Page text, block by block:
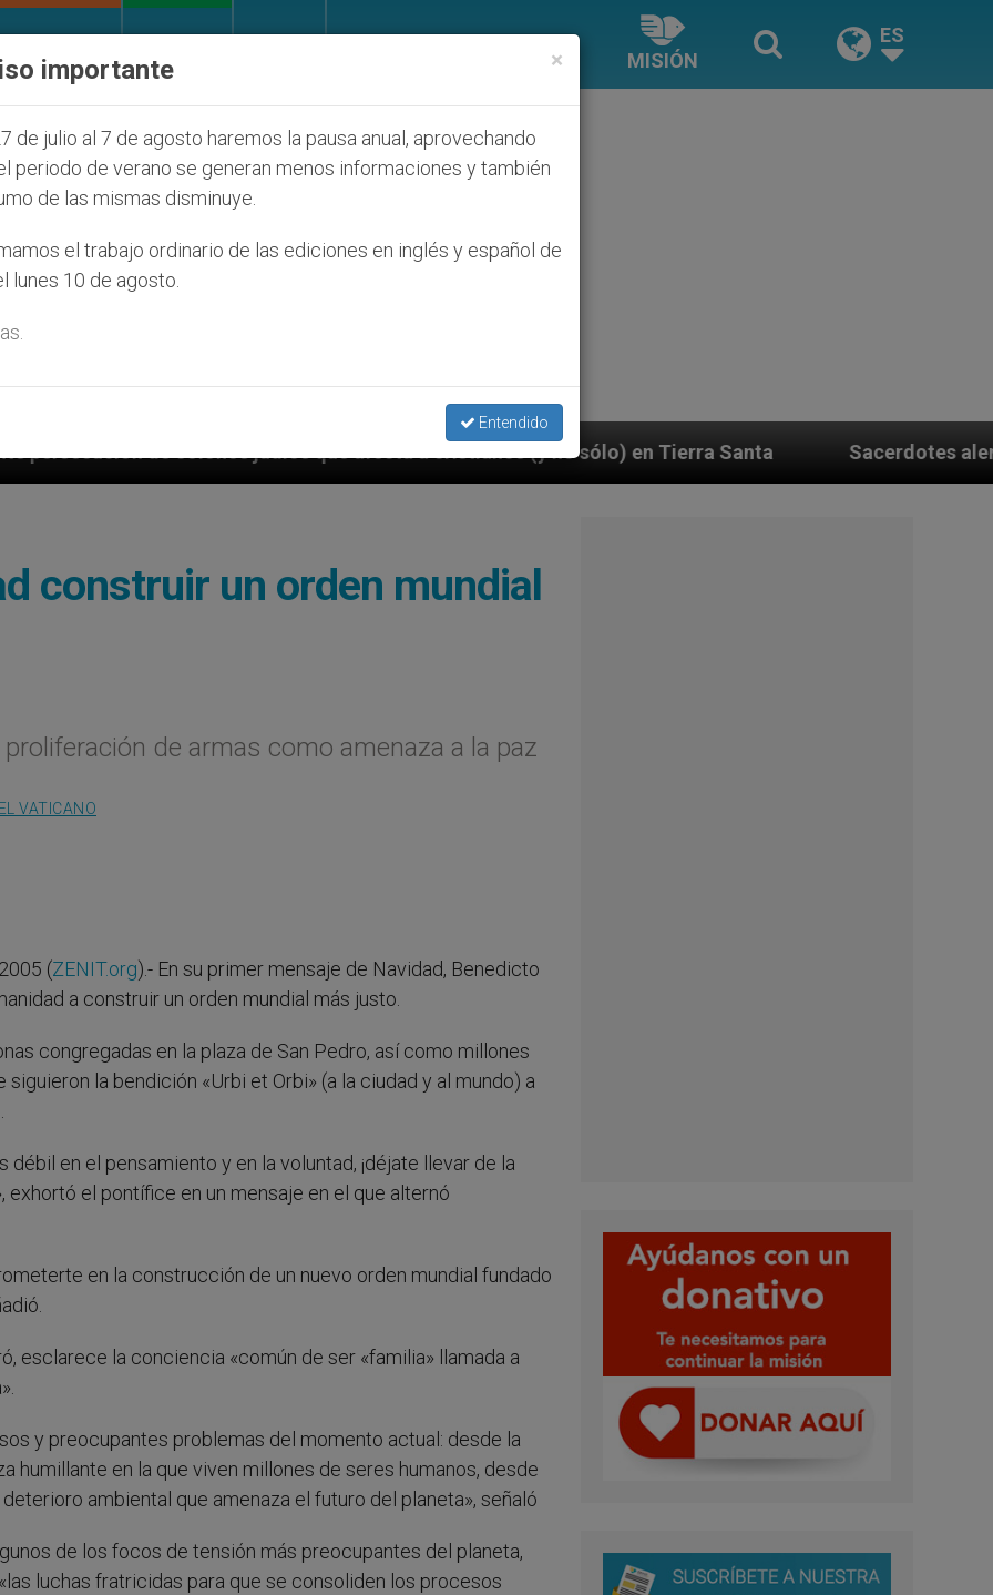
MISIÓN
ES
judíos que afecta a cristianos (y no sólo) en Tierra Santa Sacerdotes alemanes fieles al Papa
construir un orden mundial
de armas como amenaza a la paz
VATICANO
(ZENIT.org).- En su primer mensaje de Navidad, Benedicto
a construir un orden mundial más justo.
congregadas en la plaza de San Pedro, así como millones
la bendición «Urbi et Orbi» (a la ciudad y al mundo) a
en el pensamiento y en la voluntad, ¡déjate llevar de la
exhortó el pontífice en un mensaje en el que alternó
en la construcción de un nuevo orden mundial fundado
esclarece la conciencia «común de ser «familia» llamada a
y preocupantes problemas del momento actual: desde la
humillante en la que viven millones de seres humanos, desde
ambiental que amenaza el futuro del planeta», señaló
de los focos de tensión más preocupantes del planeta,
luchas fratricidas para que se consoliden los procesos
×
importante
de julio al 7 de agosto haremos la pausa anual, aprovechando
periodo de verano se generan menos informaciones y también
de las mismas disminuye.
el trabajo ordinario de las ediciones en inglés y español de
lunes 10 de agosto.
Entendido